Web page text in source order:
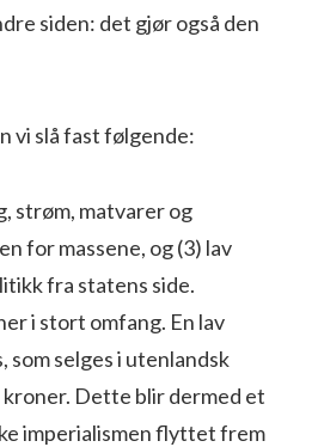
siden: det gjør også den
vi slå fast følgende:
strøm, matvarer og
for massene, og (3) lav
fra statens side.
i stort omfang. En lav
som selges i utenlandsk
Dette blir dermed et
imperialismen flyttet frem